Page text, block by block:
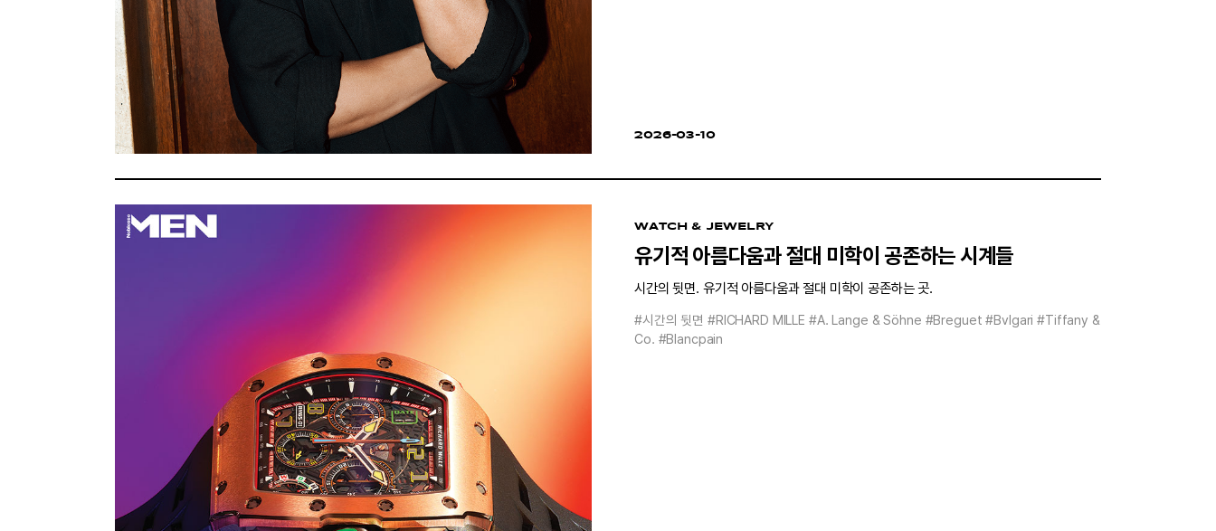
2026-03-10
WATCH & JEWELRY
유기적 아름다움과 절대 미학이 공존하는 시계들
시간의 뒷면. 유기적 아름다움과 절대 미학이 공존하는 곳.
#시간의 뒷면 #RICHARD MILLE #A. Lange & Söhne #Breguet #Bvlgari #Tiffany &
Co. #Blancpain